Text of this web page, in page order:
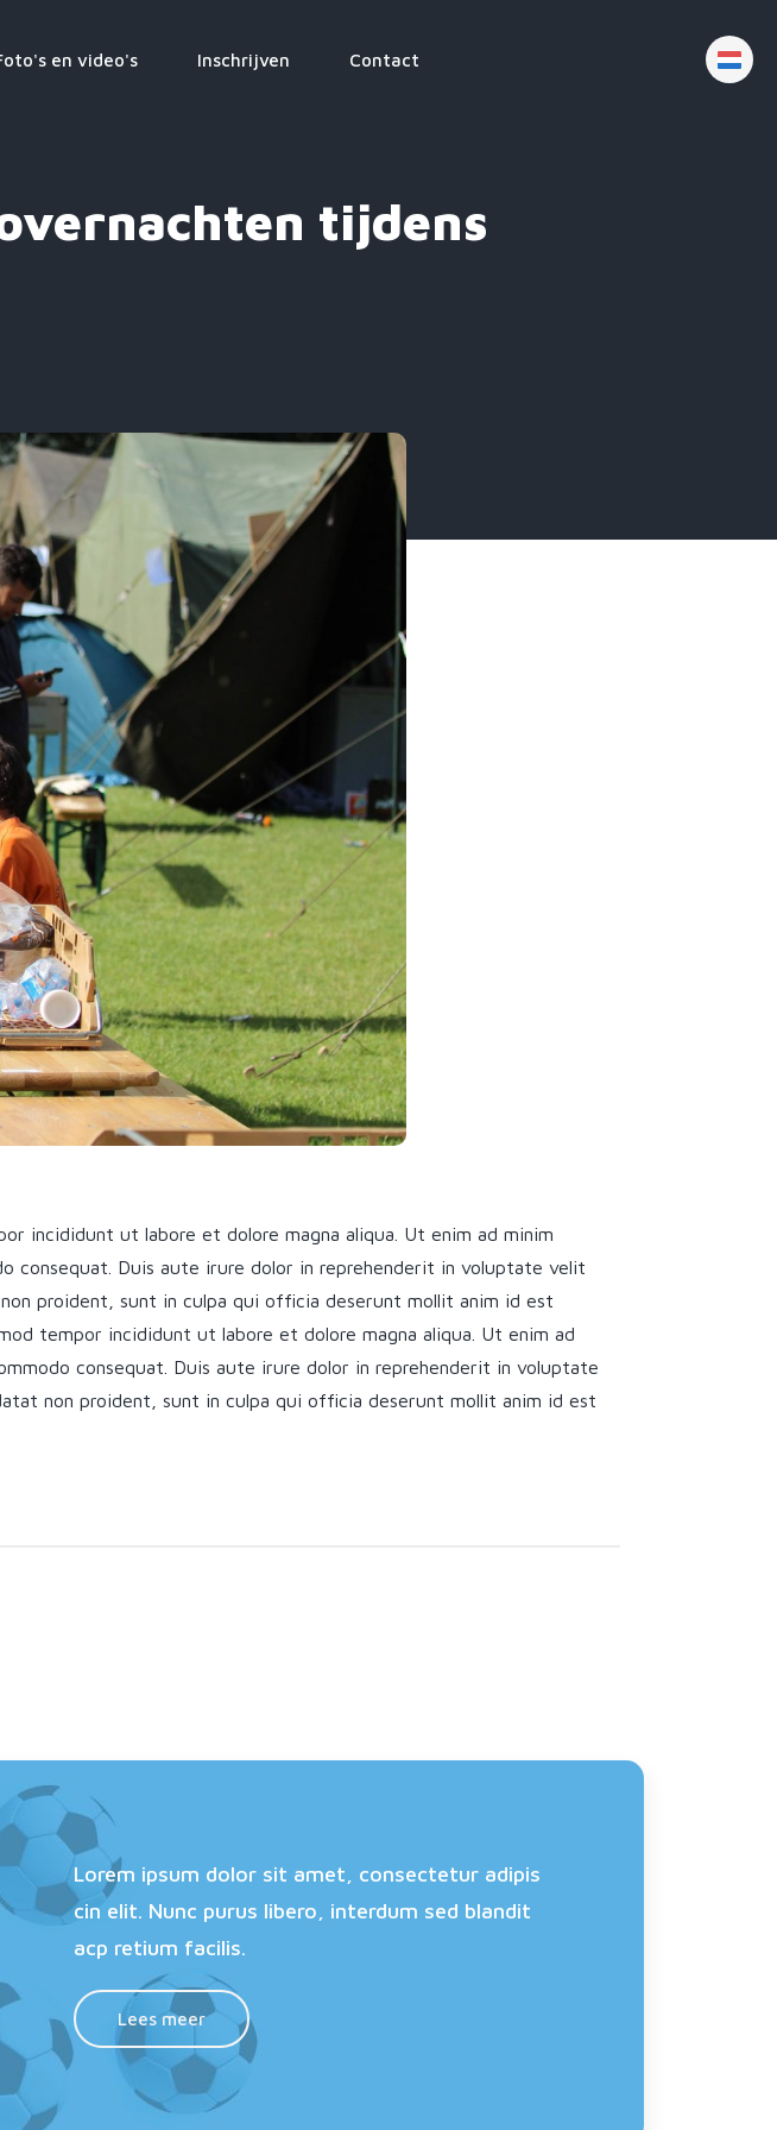
en video's Inschrijven Contact
tijdens
incididunt ut labore et dolore magna aliqua. Ut enim ad minim
consequat. Duis aute irure dolor in reprehenderit in voluptate velit
proident, sunt in culpa qui officia deserunt mollit anim id est
tempor incididunt ut labore et dolore magna aliqua. Ut enim ad
consequat. Duis aute irure dolor in reprehenderit in voluptate
non proident, sunt in culpa qui officia deserunt mollit anim id est
Lorem ipsum dolor sit amet, consectetur adipis
cin elit. Nunc purus libero, interdum sed blandit
acp retium facilis.
Lees meer